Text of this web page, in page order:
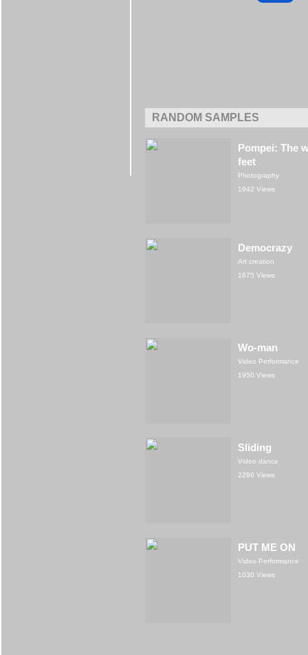
RANDOM SAMPLES
Pompei: The
feet
Photography
1942 Views
Democrazy
Art creation
1675 Views
Wo-man
Video Performance
1950 Views
Sliding
Video dance
2286 Views
PUT ME ON
Video Performance
1030 Views